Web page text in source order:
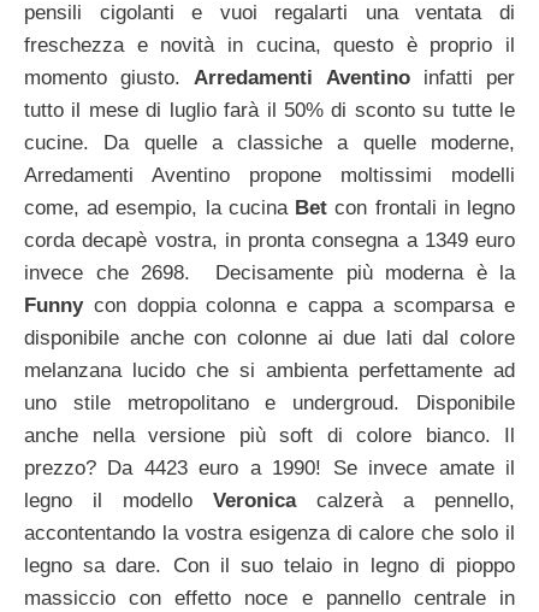
pensili cigolanti e vuoi regalarti una ventata di
freschezza e novità in cucina, questo è proprio il
momento giusto.Arredamenti Aventinoinfatti per
tutto il mese di luglio farà il 50% di sconto su tutte le
cucine. Da quelle a classiche a quelle moderne,
Arredamenti Aventino propone moltissimi modelli
come, ad esempio, la cucina Bet con frontali in legno
corda decapè vostra, in pronta consegna a 1349 euro
invece che 2698. Decisamente più moderna è la
Funnycon doppia colonna e cappa a scomparsa e
disponibile anche con colonne ai due lati dal colore
melanzana lucido che si ambienta perfettamente ad
uno stile metropolitano e undergroud. Disponibile
anche nella versione più soft di colore bianco. Il
prezzo? Da 4423 euro a 1990! Se invece amate il
legno il modello Veronicacalzerà a pennello,
accontentando la vostra esigenza di calore che solo il
legno sa dare. Con il suo telaio in legno di pioppo
massiccio con effetto noce e pannello centrale in